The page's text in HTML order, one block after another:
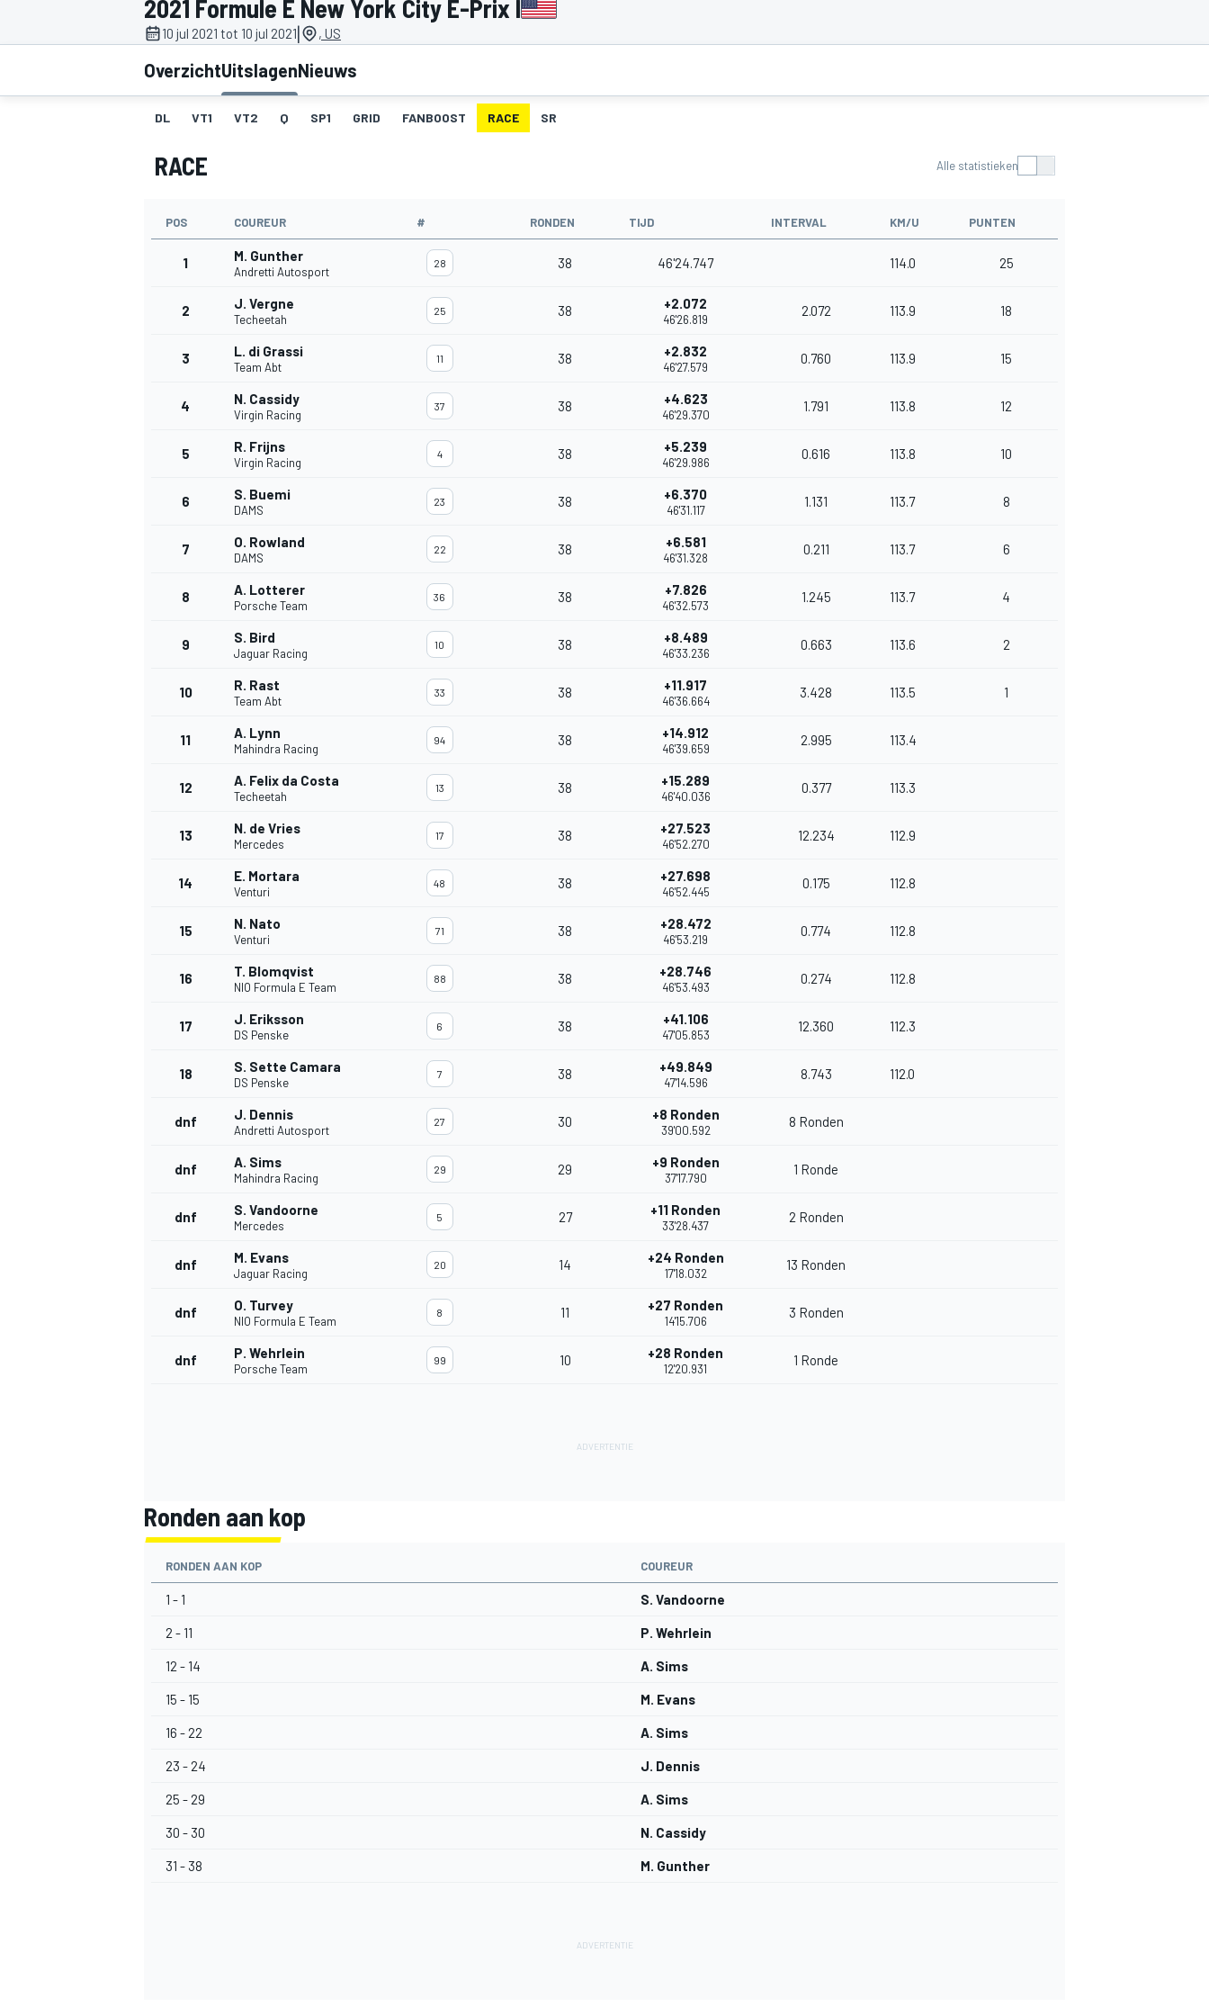
2021 Formule E New York City E-Prix I
10 jul 2021 tot 10 jul 2021| , US
OverzichtUitslagenNieuws
DL VT1 VT2 Q SP1 GRID FANBOOST RACE SR
RACE Alle statistieken
POS COUREUR # RONDEN TIJD INTERVAL KM/U PUNTEN
1 M. Gunther
Andretti Autosport
28 38 46'24.747 114.0 25
2 J. Vergne
Techeetah
25 38 +2.072
46'26.819
2.072 113.9 18
3 L. di Grassi
Team Abt
11 38 +2.832
46'27.579
0.760 113.9 15
4 N. Cassidy
Virgin Racing
37 38 +4.623
46'29.370
1.791 113.8 12
5 R. Frijns
Virgin Racing
4 38 +5.239
46'29.986
0.616 113.8 10
6 S. Buemi
DAMS
23 38 +6.370
46'31.117
1.131 113.7 8
7 O. Rowland
DAMS
22 38 +6.581
46'31.328
0.211 113.7 6
8 A. Lotterer
Porsche Team
36 38 +7.826
46'32.573
1.245 113.7 4
9 S. Bird
Jaguar Racing
10 38 +8.489
46'33.236
0.663 113.6 2
10 R. Rast
Team Abt
33 38 +11.917
46'36.664
3.428 113.5 1
11 A. Lynn
Mahindra Racing
94 38 +14.912
46'39.659
2.995 113.4
12 A. Felix da Costa
Techeetah
13 38 +15.289
46'40.036
0.377 113.3
13 N. de Vries
Mercedes
17 38 +27.523
46'52.270
12.234 112.9
14 E. Mortara
Venturi
48 38 +27.698
46'52.445
0.175 112.8
15 N. Nato
Venturi
71 38 +28.472
46'53.219
0.774 112.8
16 T. Blomqvist
NIO Formula E Team
88 38 +28.746
46'53.493
0.274 112.8
17 J. Eriksson
DS Penske
6 38 +41.106
47'05.853
12.360 112.3
18 S. Sette Camara
DS Penske
7 38 +49.849
47'14.596
8.743 112.0
dnf J. Dennis
Andretti Autosport
27 30 +8 Ronden
39'00.592
8 Ronden
dnf A. Sims
Mahindra Racing
29 29 +9 Ronden
37'17.790
1 Ronde
dnf S. Vandoorne
Mercedes
5 27 +11 Ronden
33'28.437
2 Ronden
dnf M. Evans
Jaguar Racing
20 14 +24 Ronden
17'18.032
13 Ronden
dnf O. Turvey
NIO Formula E Team
8 11 +27 Ronden
14'15.706
3 Ronden
dnf P. Wehrlein
Porsche Team
99 10 +28 Ronden
12'20.931
1 Ronde
Ronden aan kop
RONDEN AAN KOP COUREUR
1 - 1 S. Vandoorne
2 - 11 P. Wehrlein
12 - 14 A. Sims
15 - 15 M. Evans
16 - 22 A. Sims
23 - 24 J. Dennis
25 - 29 A. Sims
30 - 30 N. Cassidy
31 - 38 M. Gunther